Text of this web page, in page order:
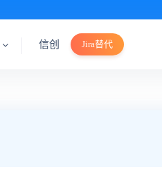
信创 Jira替代